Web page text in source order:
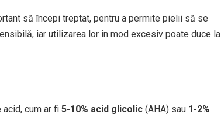
să începi treptat, pentru a permite pielii să se
iar utilizarea lor în mod excesiv poate duce la
cum ar fi 5-10% acid glicolic (AHA) sau 1-2%